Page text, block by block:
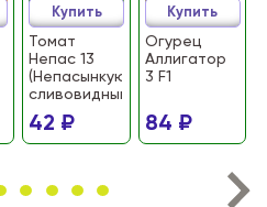
Томат
Непас 13
(Непасынкующийся
сливовидный)
42 ₽
Купить
Огурец
Аллигатор
3 F1
84 ₽
Купить